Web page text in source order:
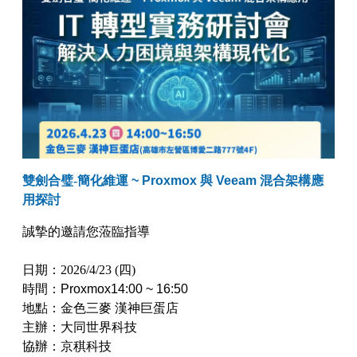
【已停止】電腦設備用品 ( LP5-102073 )
雙劍合璧-簡化維運 ~ Proxmox 與 Veeam 混合架構應
用探討
誠摯的邀請您蒞臨指導
日期：2026/4/23 (四)
時間： Proxmox14:00 ~ 16:50
地點：金色三麥 漢神巨蛋店
主辦：大同世界科技
協辦：京稘科技